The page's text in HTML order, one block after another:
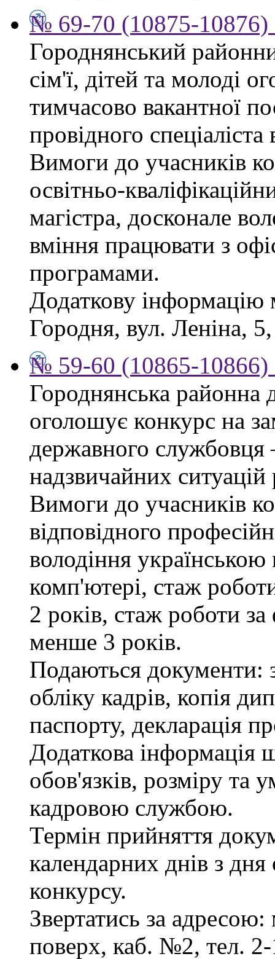
№ 69-70 (10875-10876)
Городнянський
сім'ї, дітей та молоді
тимчасово вакантної
провідного
Вимоги до учасників
освітньо-
магістра, досконале
вміння працювати з
програмами.
Додаткову
Городня, вул. Леніна,
№ 59-60 (10865-10866)
Городнянська районна
оголошує конкурс на
державного службовця
надзвичайних ситуацій
Вимоги до учасників
відповідного
володіння
комп'ютері, стаж
2 років, стаж роботи
менше 3 років.
Подаються документи:
обліку кадрів, копія
паспорту, декларація
Додаткова інформація
обов'язків, розміру та
кадровою службою.
Термін прийняття
календарних днів з
конкурсу.
Звертатись за
поверх, каб. №2, тел.